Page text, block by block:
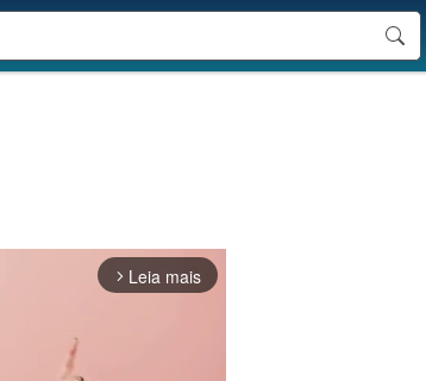
arrow_forward_ios Leia mais